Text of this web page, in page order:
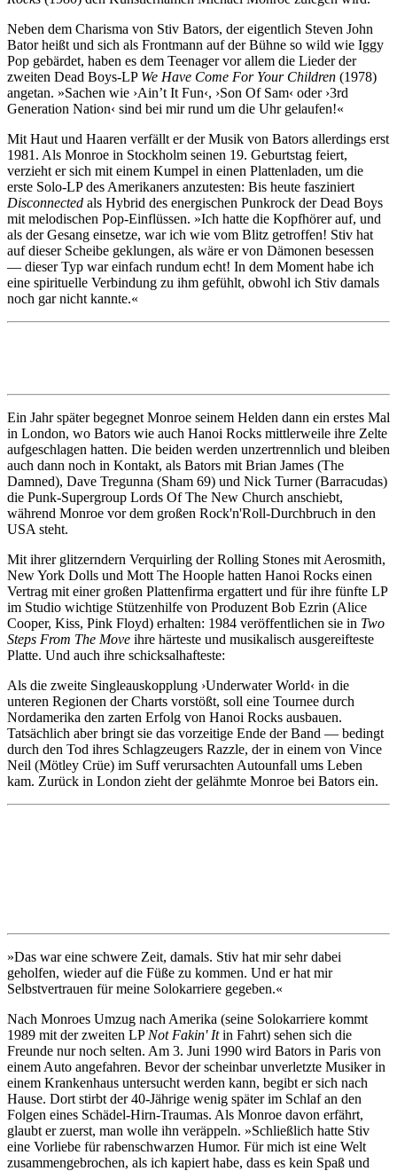
Neben dem Charisma von Stiv Bators, der eigentlich Steven John
Bator heißt und sich als Frontmann auf der Bühne so wild wie Iggy
Pop gebärdet, haben es dem Teenager vor allem die Lieder der
zweiten Dead Boys-LP We Have Come For Your Children (1978)
angetan. »Sachen wie ›Ain’t It Fun‹, ›Son Of Sam‹ oder ›3rd
Generation Nation‹ sind bei mir rund um die Uhr gelaufen!«
Mit Haut und Haaren verfällt er der Musik von Bators allerdings erst
1981. Als Monroe in Stockholm seinen 19. Geburtstag feiert,
verzieht er sich mit einem Kumpel in einen Plattenladen, um die
erste Solo-LP des Amerikaners anzutesten: Bis heute fasziniert
Disconnected als Hybrid des energischen Punkrock der Dead Boys
mit melodischen Pop-Einflüssen. »Ich hatte die Kopfhörer auf, und
als der Gesang einsetze, war ich wie vom Blitz getroffen! Stiv hat
auf dieser Scheibe geklungen, als wäre er von Dämonen besessen
— dieser Typ war einfach rundum echt! In dem Moment habe ich
eine spirituelle Verbindung zu ihm gefühlt, obwohl ich Stiv damals
noch gar nicht kannte.«
Ein Jahr später begegnet Monroe seinem Helden dann ein erstes Mal
in London, wo Bators wie auch Hanoi Rocks mittlerweile ihre Zelte
aufgeschlagen hatten. Die beiden werden unzertrennlich und bleiben
auch dann noch in Kontakt, als Bators mit Brian James (The
Damned), Dave Tregunna (Sham 69) und Nick Turner (Barracudas)
die Punk-Supergroup Lords Of The New Church anschiebt,
während Monroe vor dem großen Rock'n'Roll-Durchbruch in den
USA steht.
Mit ihrer glitzerndern Verquirling der Rolling Stones mit Aerosmith,
New York Dolls und Mott The Hoople hatten Hanoi Rocks einen
Vertrag mit einer großen Plattenfirma ergattert und für ihre fünfte LP
im Studio wichtige Stützenhilfe von Produzent Bob Ezrin (Alice
Cooper, Kiss, Pink Floyd) erhalten: 1984 veröffentlichen sie in Two
Steps From The Move ihre härteste und musikalisch ausgereifteste
Platte. Und auch ihre schicksalhafteste:
Als die zweite Singleauskopplung ›Underwater World‹ in die
unteren Regionen der Charts vorstößt, soll eine Tournee durch
Nordamerika den zarten Erfolg von Hanoi Rocks ausbauen.
Tatsächlich aber bringt sie das vorzeitige Ende der Band — bedingt
durch den Tod ihres Schlagzeugers Razzle, der in einem von Vince
Neil (Mötley Crüe) im Suff verursachten Autounfall ums Leben
kam. Zurück in London zieht der gelähmte Monroe bei Bators ein.
»Das war eine schwere Zeit, damals. Stiv hat mir sehr dabei
geholfen, wieder auf die Füße zu kommen. Und er hat mir
Selbstvertrauen für meine Solokarriere gegeben.«
Nach Monroes Umzug nach Amerika (seine Solokarriere kommt
1989 mit der zweiten LP Not Fakin' Itin Fahrt) sehen sich die
Freunde nur noch selten. Am 3. Juni 1990 wird Bators in Paris von
einem Auto angefahren. Bevor der scheinbar unverletzte Musiker in
einem Krankenhaus untersucht werden kann, begibt er sich nach
Hause. Dort stirbt der 40-Jährige wenig später im Schlaf an den
Folgen eines Schädel-Hirn-Traumas. Als Monroe davon erfährt,
glaubt er zuerst, man wolle ihn veräppeln. »Schließlich hatte Stiv
eine Vorliebe für rabenschwarzen Humor. Für mich ist eine Welt
zusammengebrochen, als ich kapiert habe, dass es kein Spaß und